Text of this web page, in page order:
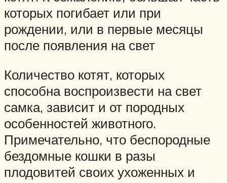
которых погибает или при
рождении, или в первые месяцы
после появления на свет
Количество котят, которых
способна воспроизвести на свет
самка, зависит и от породных
особенностей животного.
Примечательно, что беспородные
бездомные кошки в разы
плодовитей своих ухоженных и